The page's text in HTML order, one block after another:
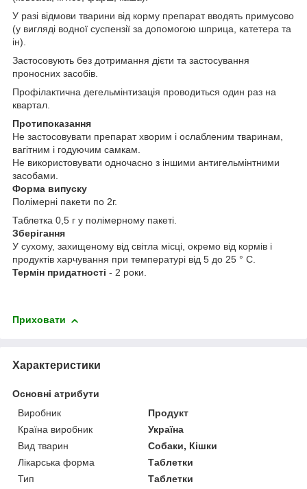
У разі відмови тварини від корму препарат вводять примусово
(у вигляді водної суспензії за допомогою шприца, катетера та
ін).
Застосовують без дотримання дієти та застосування
проносних засобів.
Профілактична дегельмінтизація проводиться один раз на
квартал.
Протипоказання
Не застосовувати препарат хворим і ослабленим тваринам,
вагітним і годуючим самкам.
Не використовувати одночасно з іншими антигельмінтними
засобами.
Форма випуску
Полімерні пакети по 2г.
Таблетка 0,5 г у полімерному пакеті.
Зберігання
У сухому, захищеному від світла місці, окремо від кормів і
продуктів харчування при температурі від 5 до 25 ° С.
Термін придатності - 2 роки.
Приховати
Характеристики
Основні атрибути
Виробник
Продукт
Країна виробник
Україна
Вид тварин
Собаки, Кішки
Лікарська форма
Таблетки
Тип
Таблетки